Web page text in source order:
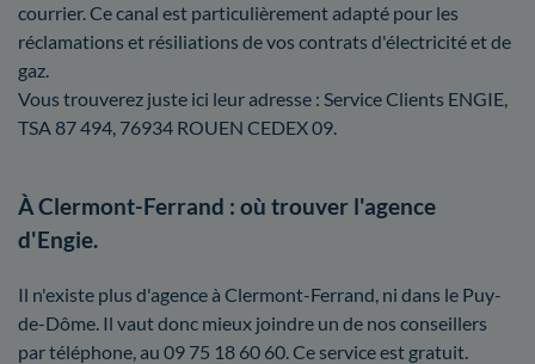
courrier. Ce canal est particulièrement adapté pour les
réclamations et résiliations de vos contrats d'électricité et de
gaz.
Vous trouverez juste ici leur adresse : Service Clients ENGIE,
TSA 87 494, 76934 ROUEN CEDEX 09.
À Clermont-Ferrand : où trouver l'agence
d'Engie.
Il n'existe plus d'agence à Clermont-Ferrand, ni dans le Puy-
de-Dôme. Il vaut donc mieux joindre un de nos conseillers
par téléphone, au 09 75 18 60 60. Ce service est gratuit.